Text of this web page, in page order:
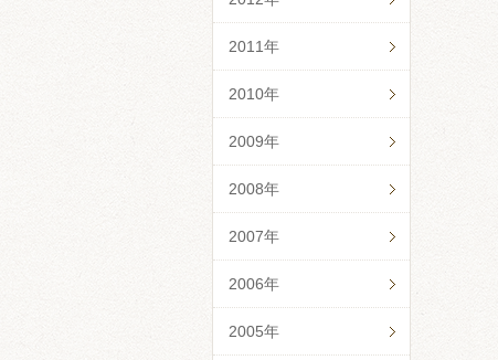
2011年
2010年
2009年
2008年
2007年
2006年
2005年